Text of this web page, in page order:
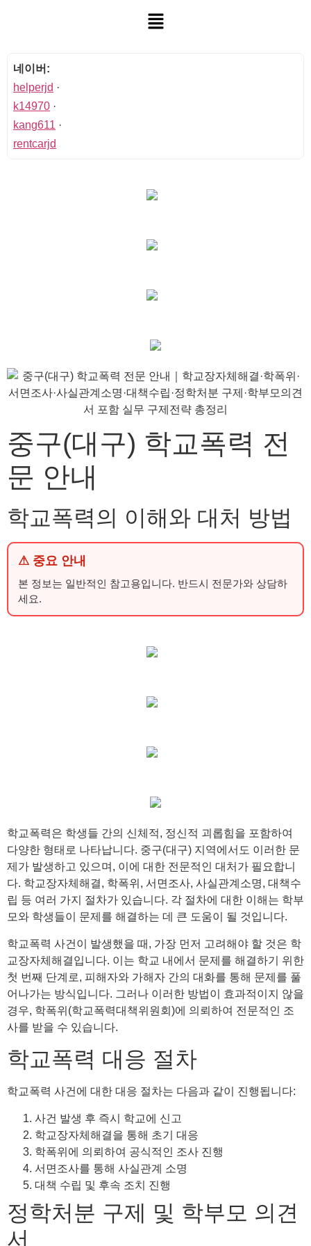
네이버:
helperjd ·
k14970 ·
kang611 ·
rentcarjd
중구(대구) 학교폭력 전
문 안내
학교폭력의 이해와 대처 방법
⚠ 중요 안내
본 정보는 일반적인 참고용입니다. 반드시 전문가와 상담하
세요.
학교폭력은 학생들 간의 신체적, 정신적 괴롭힘을 포함하여
다양한 형태로 나타납니다. 중구(대구) 지역에서도 이러한 문
제가 발생하고 있으며, 이에 대한 전문적인 대처가 필요합니
다. 학교장자체해결, 학폭위, 서면조사, 사실관계소명, 대책수
립 등 여러 가지 절차가 있습니다. 각 절차에 대한 이해는 학부
모와 학생들이 문제를 해결하는 데 큰 도움이 될 것입니다.
학교폭력 사건이 발생했을 때, 가장 먼저 고려해야 할 것은 학
교장자체해결입니다. 이는 학교 내에서 문제를 해결하기 위한
첫 번째 단계로, 피해자와 가해자 간의 대화를 통해 문제를 풀
어나가는 방식입니다. 그러나 이러한 방법이 효과적이지 않을
경우, 학폭위(학교폭력대책위원회)에 의뢰하여 전문적인 조
사를 받을 수 있습니다.
학교폭력 대응 절차
학교폭력 사건에 대한 대응 절차는 다음과 같이 진행됩니다:
사건 발생 후 즉시 학교에 신고
학교장자체해결을 통해 초기 대응
학폭위에 의뢰하여 공식적인 조사 진행
서면조사를 통해 사실관계 소명
대책 수립 및 후속 조치 진행
정학처분 구제 및 학부모 의견
서